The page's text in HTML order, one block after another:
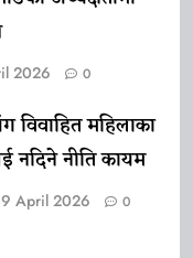
2026 0
महिलाका
नीति कायम
9 April 2026 0